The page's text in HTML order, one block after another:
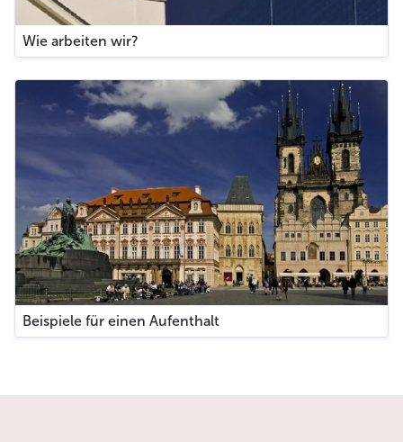
Wie arbeiten wir?
Beispiele für einen Aufenthalt